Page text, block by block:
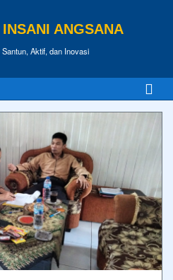
ANGSANA
Aktif, dan Inovasi